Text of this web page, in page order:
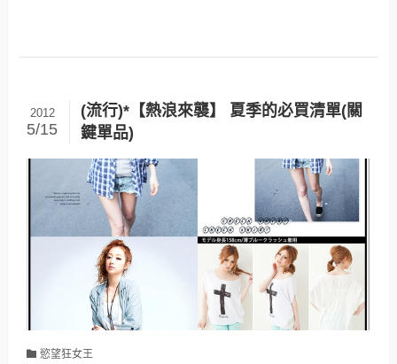
(流行)*【熱浪來襲】 夏季的必買清單(關
鍵單品)
2012
5/15
慾望狂女王